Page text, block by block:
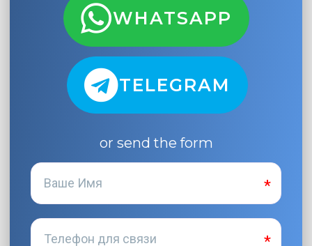
WHATSAPP
TELEGRAM
or send the form